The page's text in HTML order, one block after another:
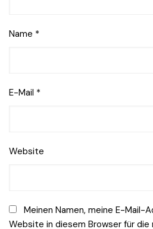
Name *
E-Mail *
Website
Meinen Namen, meine E-Mail-
Website in diesem Browser für